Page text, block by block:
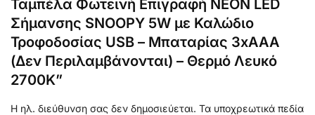
Ταμπέλα Φωτεινή Επιγραφή NEON LED
Σήμανσης SNOOPY 5W με Καλώδιο
Τροφοδοσίας USB – Μπαταρίας 3xAAA
(Δεν Περιλαμβάνονται) – Θερμό Λευκό
2700K”
Η ηλ. διεύθυνση σας δεν δημοσιεύεται. Τα υποχρεωτικά πεδία